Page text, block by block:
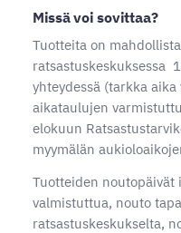
Missä voi sovittaa?
Tuotteita on
ratsastuskeskuksessa
yhteydessä (tarkka
aikataulujen
elokuun
myymälän
Tuotteiden
valmistuttua, nouto
ratsastuskeskukselta,